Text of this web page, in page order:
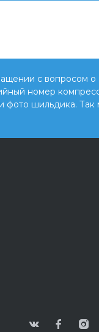
с вопросом о
номер
фото шильдика.